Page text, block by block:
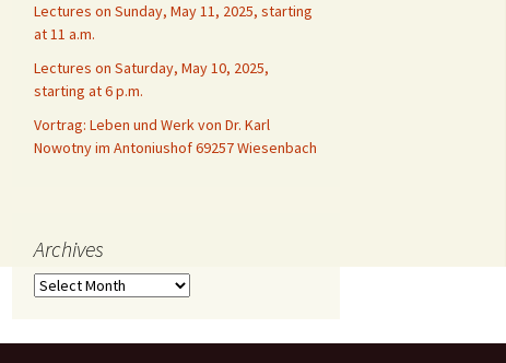
Lectures on Sunday, May 11, 2025, starting
at 11 a.m.
Lectures on Saturday, May 10, 2025,
starting at 6 p.m.
Vortrag: Leben und Werk von Dr. Karl
Nowotny im Antoniushof 69257 Wiesenbach
Archives
Archives